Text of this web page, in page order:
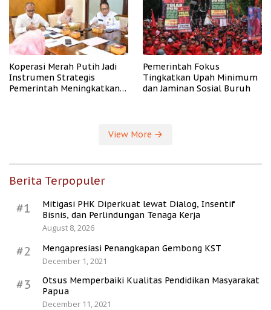
Koperasi Merah Putih Jadi
Instrumen Strategis
Pemerintah Meningkatkan
Pemerintah Fokus
Tingkatkan Upah Minimum
dan Jaminan Sosial Buruh
View More
Berita Terpopuler
#1
Mitigasi PHK Diperkuat lewat Dialog, Insentif
Bisnis, dan Perlindungan Tenaga Kerja
August 8, 2026
#2
Mengapresiasi Penangkapan Gembong KST
December 1, 2021
#3
Otsus Memperbaiki Kualitas Pendidikan Masyarakat
Papua
December 11, 2021